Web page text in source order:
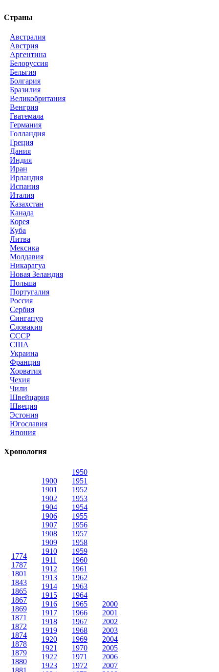
Страны
Австралия
Австрия
Аргентина
Белоруссия
Бельгия
Болгария
Бразилия
Великобритания
Венгрия
Гватемала
Германия
Голландия
Греция
Дания
Индия
Иран
Ирландия
Испания
Италия
Казахстан
Канада
Корея
Куба
Литва
Мексика
Молдавия
Никарагуа
Новая Зеландия
Польша
Португалия
Россия
Сербия
Сингапур
Словакия
СССР
США
Украина
Франция
Хорватия
Чехия
Чили
Швейцария
Швеция
Эстония
Югославия
Япония
Хронология
1774
1787
1801
1843
1865
1867
1869
1871
1872
1874
1878
1879
1880
1881
1900
1901
1902
1904
1906
1907
1908
1909
1910
1911
1912
1913
1914
1915
1916
1917
1918
1919
1920
1921
1922
1923
1950
1951
1952
1953
1954
1955
1956
1957
1958
1959
1960
1961
1962
1963
1964
1965
1966
1967
1968
1969
1970
1971
1972
2000
2001
2002
2003
2004
2005
2006
2007